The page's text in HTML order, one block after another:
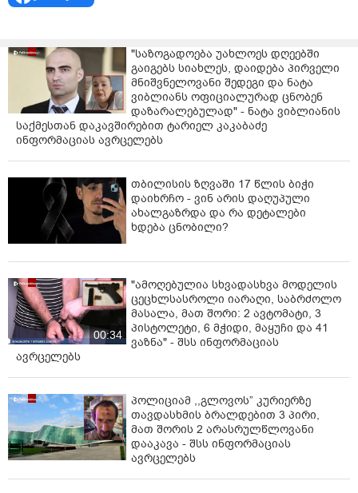
"საზოგადოება უახლოეს დღეებში
გაიგებს სიახლეს, დაიდება პირველი
მნიშვნელოვანი შედეგი და ნატა
ვიბლიანს ოფიციალურად ცნობენ
დაზარალებულად" - ნატა ვიბლიანის
საქმესთან დაკავშირებით ტარიელ კაკაბაძე
ინფორმაციას ავრცელებს
თბილისის ზღვაში 17 წლის ბიჭი
დაიხრჩო - ვინ არის დაღუპული
ახალგაზრდა და რა დეტალები
ხდება ცნობილი?
00:34
"ამოღებულია სხვადასხვა მოდელის
ცეცხლსასროლი იარაღი, საბრძოლო
მასალა, მათ შორი: 2 ავტომატი, 3
პისტოლეტი, 6 მჭიდი, მაყუჩი და 41
ვაზნა" - შსს ინფორმაციას
ავრცელებს
პოლიციამ ,,გლოვოს” კურიერზე
თავდასხმის ბრალდებით 3 პირი,
მათ შორის 2 არასრულწლოვანი
დააკავა - შსს ინფორმაციას
ავრცელებს